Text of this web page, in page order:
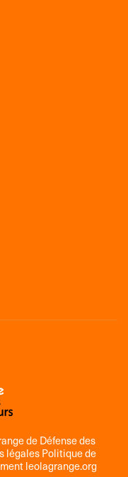
de Défense des
légales Politique de
leolagrange.org